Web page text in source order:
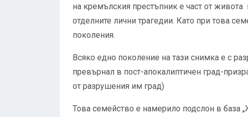
на кремълския престъпник е част от
отделните лични трагедии. Като при това
поколения.
Всяко едно поколение на тази снимка е с
превърнал в пост-апокалиптичен град-
от разрушения им град)
Това семейство е намерило подслон в база